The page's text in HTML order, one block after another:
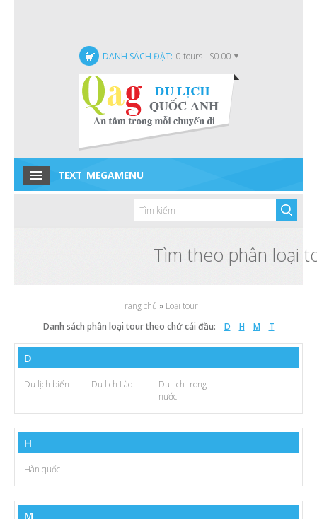
DANH SÁCH ĐẶT: 0 tours - $0.00
TEXT_MEGAMENU
Trang chủ » Loại tour
Tìm theo phân loại
Danh sách phân loại tour theo chứ cái đầu: D H M T
D
Du lịch biển Du lịch Lào
Du lịch trong
nước
H
Hàn quốc
M